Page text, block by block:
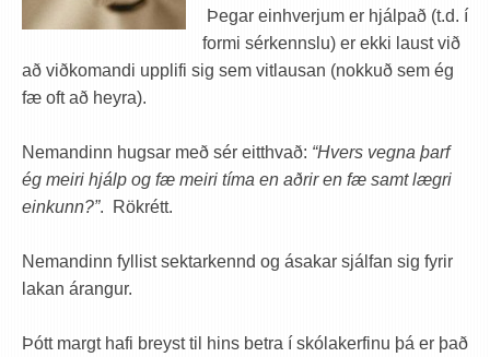
Þegar einhverjum er hjálpað (t.d. í
formi sérkennslu) er ekki laust við
að viðkomandi upplifi sig sem vitlausan (nokkuð sem ég
fæ oft að heyra).
Nemandinn hugsar með sér eitthvað: “Hvers vegna þarf
ég meiri hjálp og fæ meiri tíma en aðrir en fæ samt lægri
einkunn?”. Rökrétt.
Nemandinn fyllist sektarkennd og ásakar sjálfan sig fyrir
lakan árangur.
Þótt margt hafi breyst til hins betra í skólakerfinu þá er það